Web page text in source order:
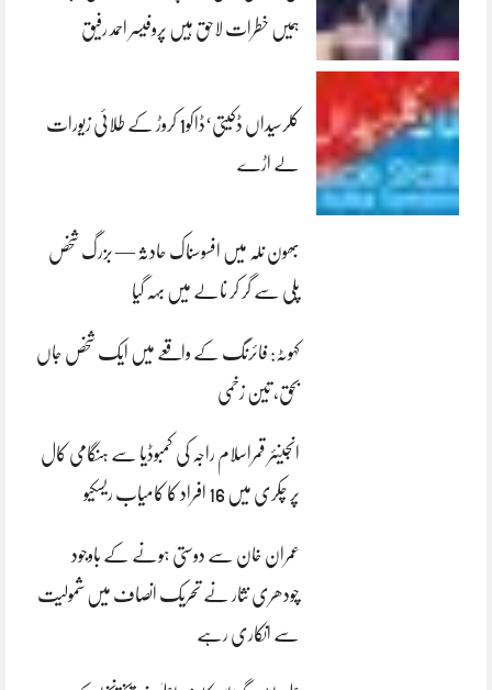
ہمیں خطرات لاحق ہیں پروفیسر احمد رفیق
کلرسیداں ڈکیتی‘ڈاکو1 کروڑ کے طلائی زیورات
لے اڑے
بھون نلہ میں افسوسناک حادثہ — بزرگ شخص
پلی سے گر کر نالے میں بہہ گیا
کہوٹہ: فائرنگ کے واقعے میں ایک شخص جاں
بحق، تین زخمی
انجینئر قمراسلام راجہ کی کمبوڈیا سے ہنگامی کال
پر چکری میں 16 افراد کا کامیاب ریسکیو
عمران خان سے دوستی ہونے کے باوجود
چودھری نثار نے تحریک انصاف میں شمولیت
سے انکاری رہے